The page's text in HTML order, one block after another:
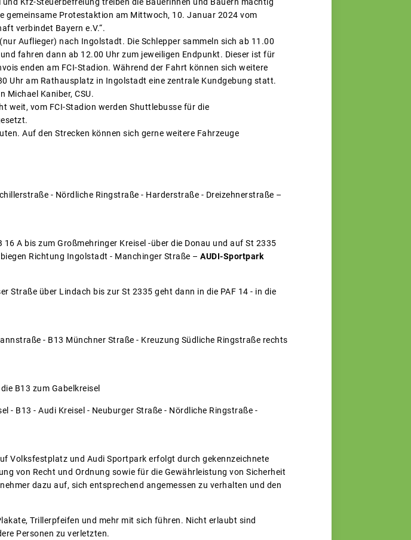
gemeinsame Protestaktion am Mittwoch, 10. Januar 2024 vom
verbindet Bayern e.V.“.
Auflieger) nach Ingolstadt. Die Schlepper sammeln sich ab 11.00
fahren dann ab 12.00 Uhr zum jeweiligen Endpunkt. Dieser ist für
enden am FCI-Stadion. Während der Fahrt können sich weitere
Uhr am Rathausplatz in Ingolstadt eine zentrale Kundgebung statt.
Kaniber, CSU.
weit, vom FCI-Stadion werden Shuttlebusse für die
Auf den Strecken können sich gerne weitere Fahrzeuge
- Nördliche Ringstraße - Harderstraße - Dreizehnerstraße –
A bis zum Großmehringer Kreisel -über die Donau und auf St 2335
Richtung Ingolstadt - Manchinger Straße – AUDI-Sportpark
Straße über Lindach bis zur St 2335 geht dann in die PAF 14 - in die
- B13 Münchner Straße - Kreuzung Südliche Ringstraße rechts
B13 zum Gabelkreisel
- B13 - Audi Kreisel - Neuburger Straße - Nördliche Ringstraße -
Volksfestplatz und Audi Sportpark erfolgt durch gekennzeichnete
von Recht und Ordnung sowie für die Gewährleistung von Sicherheit
dazu auf, sich entsprechend angemessen zu verhalten und den
Trillerpfeifen und mehr mit sich führen. Nicht erlaubt sind
Personen zu verletzten.